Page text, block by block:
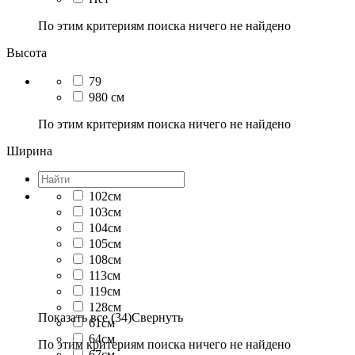
По этим критериям поиска ничего не найдено
Высота
79
980 см
По этим критериям поиска ничего не найдено
Ширина
102см
103см
104см
105см
108см
113см
119см
128см
61см
64см
Показать все (34)Свернуть
По этим критериям поиска ничего не найдено